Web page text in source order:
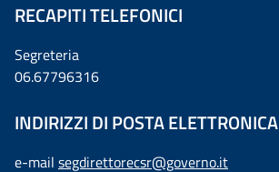
RECAPITI TELEFONICI
Segreteria
06.67796316
INDIRIZZI DI POSTA ELETTRONICA
e-mail segdirettorecsr@governo.it